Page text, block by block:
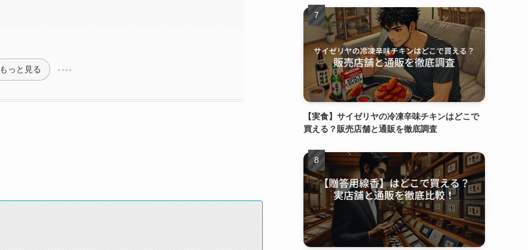
もっと見る
【実食】サイゼリヤの冷凍辛味チキンはどこで
買える？販売店舗と通販を徹底調査